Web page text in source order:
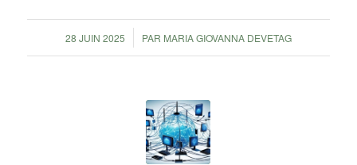
28 JUIN 2025
/ PAR MARIA GIOVANNA DEVETAG